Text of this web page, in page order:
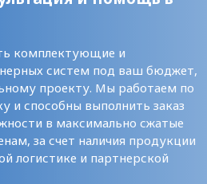
комплектующие и
систем под ваш бюджет,
проекту. Мы работаем по
и способны выполнить заказ
в максимально сжатые
за счет наличия продукции
логистике и партнерской